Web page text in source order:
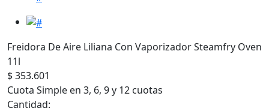
Freidora De Aire Liliana Con Vaporizador Steamfry Oven
11l
$ 353.601
Cuota Simple en 3, 6, 9 y 12 cuotas
Cantidad: